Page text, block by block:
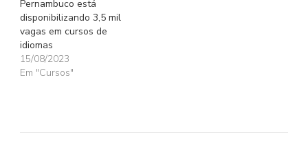
Pernambuco está
disponibilizando 3,5 mil
vagas em cursos de
idiomas
15/08/2023
Em "Cursos"